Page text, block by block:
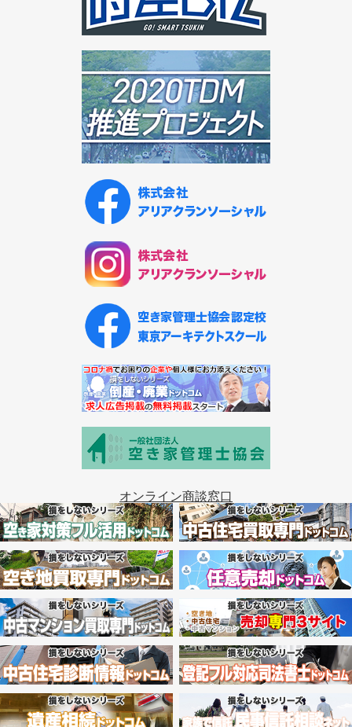
オンライン商談窓口